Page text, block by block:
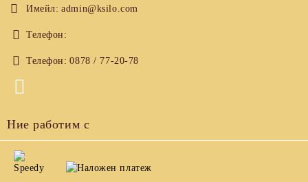
Имейл: admin@ksilo.com
Телефон:
Телефон: 0878 / 77-20-78
Ние работим с